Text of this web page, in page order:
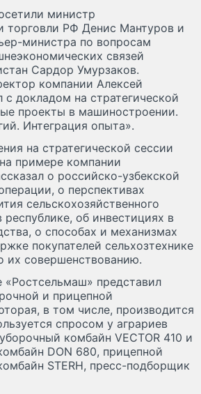
министр
торговли РФ Денис Мантуров и
министра по вопросам
связей
Сардор Умурзаков.
компании Алексей
докладом на стратегической
проекты в машиностроении.
Интеграция опыта».
на стратегической сессии
примере компании
о российско-узбекской
о перспективах
сельскохозяйственного
об инвестициях в
о способах и механизмах
покупателей сельхозтехнике
их совершенствованию.
«Ростсельмаш» представил
и прицепной
в том числе, производится
спросом у аграриев
комбайн VECTOR 410 и
DON 680, прицепной
STERH, пресс-подборщик